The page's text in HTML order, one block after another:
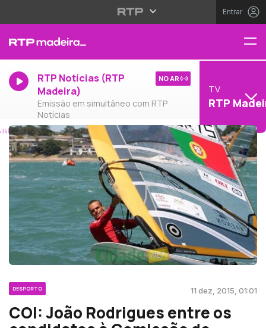
Entrar
RTP Notícias (RTP
Madeira)
Emissão em simultâneo com RTP
Notícias
NO AR
TV
RTP
DESPORTO 11 dez, 2015, 01:01
COI: João Rodrigues entre os